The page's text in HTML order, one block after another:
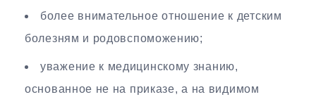
более внимательное отношение к детским
болезням и родовспоможению;
уважение к медицинскому знанию,
основанное не на приказе, а на видимом